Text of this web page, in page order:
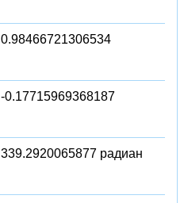
0.98466721306534
-0.17715969368187
339.2920065877 радиан